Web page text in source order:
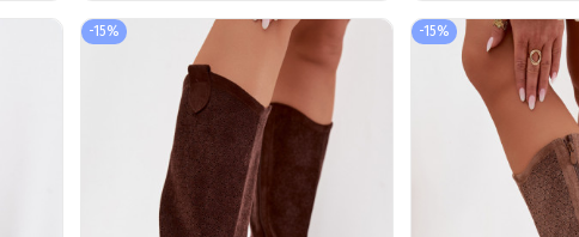
-15% -15%